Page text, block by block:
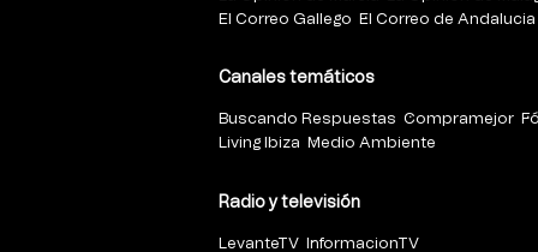
El Correo Gallego
El Correo de Andalucia
Canales temáticos
Buscando Respuestas Compramejor
Living Ibiza
Medio Ambiente
Radio y televisión
LevanteTV InformacionTV